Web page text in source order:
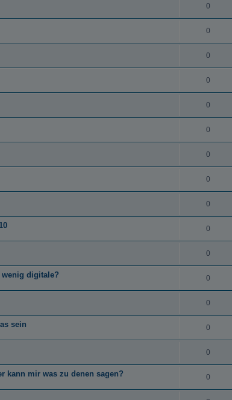
0
0
0
0
0
0
0
0
0
0
0
digitale? 0
0
sein 0
0
kann mir was zu denen sagen? 0